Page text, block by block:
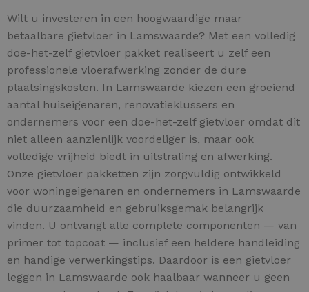
Wilt u investeren in een hoogwaardige maar
betaalbare gietvloer in Lamswaarde? Met een volledig
doe-het-zelf gietvloer pakket realiseert u zelf een
professionele vloerafwerking zonder de dure
plaatsingskosten. In Lamswaarde kiezen een groeiend
aantal huiseigenaren, renovatieklussers en
ondernemers voor een doe-het-zelf gietvloer omdat dit
niet alleen aanzienlijk voordeliger is, maar ook
volledige vrijheid biedt in uitstraling en afwerking.
Onze gietvloer pakketten zijn zorgvuldig ontwikkeld
voor woningeigenaren en ondernemers in Lamswaarde
die duurzaamheid en gebruiksgemak belangrijk
vinden. U ontvangt alle complete componenten — van
primer tot topcoat — inclusief een heldere handleiding
en handige verwerkingstips. Daardoor is een gietvloer
leggen in Lamswaarde ook haalbaar wanneer u geen